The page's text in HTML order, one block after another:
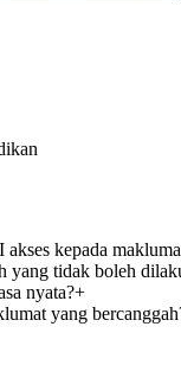
kepada
yang tidak boleh
nyata?+
yang